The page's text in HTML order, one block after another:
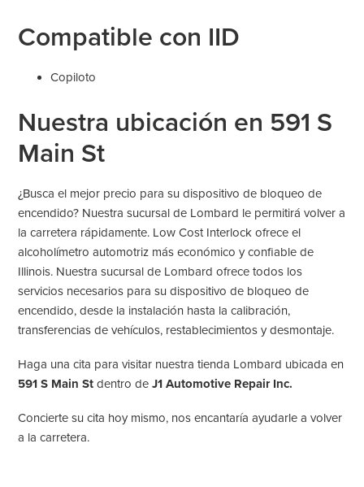
Compatible con IID
Copiloto
Nuestra ubicación en 591 S
Main St
¿Busca el mejor precio para su dispositivo de bloqueo de
encendido? Nuestra sucursal de Lombard le permitirá volver a
la carretera rápidamente. Low Cost Interlock ofrece el
alcoholímetro automotriz más económico y confiable de
Illinois. Nuestra sucursal de Lombard ofrece todos los
servicios necesarios para su dispositivo de bloqueo de
encendido, desde la instalación hasta la calibración,
transferencias de vehículos, restablecimientos y desmontaje.
Haga una cita para visitar nuestra tienda Lombard ubicada en
591 S Main St dentro deJ1 Automotive Repair Inc.
Concierte su cita hoy mismo, nos encantaría ayudarle a volver
a la carretera.